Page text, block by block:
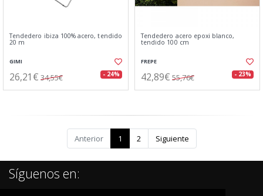
Tendedero ibiza 100% acero, tendido
20 m
GIMI
26,21€ 34,55€ - 24%
Tendedero acero epoxi blanco,
tendido 100 cm
FREPE
42,89€ 55,76€ - 23%
Anterior 1 2 Siguiente
Síguenos en: